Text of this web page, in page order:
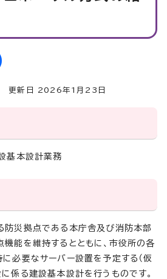
新日 2026年1月23日
基本設計業務
防災拠点である本庁舎及び消防本部
能を維持するとともに、市役所の各
必要なサーバー設置を予定する（仮
係る建設基本設計を行うものです。